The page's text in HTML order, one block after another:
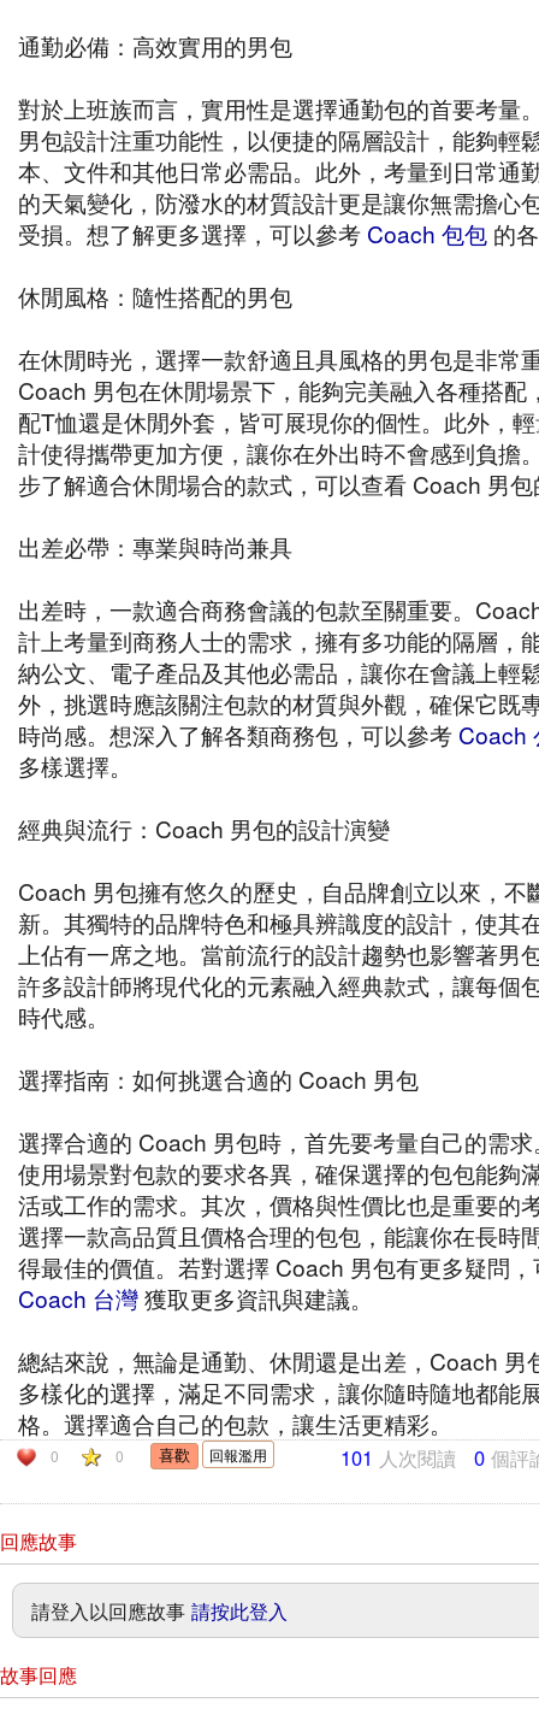
通勤必備：高效實用的男包
對於上班族而言，實用性是選擇通勤包的首要考量
男包設計注重功能性，以便捷的隔層設計，能夠輕
本、文件和其他日常必需品。此外，考量到日常通
的天氣變化，防潑水的材質設計更是讓你無需擔心
受損。想了解更多選擇，可以參考 Coach 包包 的
休閒風格：隨性搭配的男包
在休閒時光，選擇一款舒適且具風格的男包是非常
Coach 男包在休閒場景下，能夠完美融入各種搭配
配T恤還是休閒外套，皆可展現你的個性。此外，
計使得攜帶更加方便，讓你在外出時不會感到負擔
步了解適合休閒場合的款式，可以查看 Coach 男
出差必帶：專業與時尚兼具
出差時，一款適合商務會議的包款至關重要。
計上考量到商務人士的需求，擁有多功能的隔層，
納公文、電子產品及其他必需品，讓你在會議上輕
外，挑選時應該關注包款的材質與外觀，確保它既
時尚感。想深入了解各類商務包，可以參考 Coach
多樣選擇。
經典與流行：Coach 男包的設計演變
Coach 男包擁有悠久的歷史，自品牌創立以來，不
新。其獨特的品牌特色和極具辨識度的設計，使其
上佔有一席之地。當前流行的設計趨勢也影響著男
許多設計師將現代化的元素融入經典款式，讓每個
時代感。
選擇指南：如何挑選合適的 Coach 男包
選擇合適的 Coach 男包時，首先要考量自己的需
使用場景對包款的要求各異，確保選擇的包包能夠
活或工作的需求。其次，價格與性價比也是重要的
選擇一款高品質且價格合理的包包，能讓你在長時
得最佳的價值。若對選擇 Coach 男包有更多疑問
Coach 台灣獲取更多資訊與建議。
總結來說，無論是通勤、休閒還是出差，Coach 男
多樣化的選擇，滿足不同需求，讓你隨時隨地都能
格。選擇適合自己的包款，讓生活更精彩。
0 0 回報濫用 101 人次閱讀 0 個評
回應故事
請登入以回應故事 請按此登入
故事回應